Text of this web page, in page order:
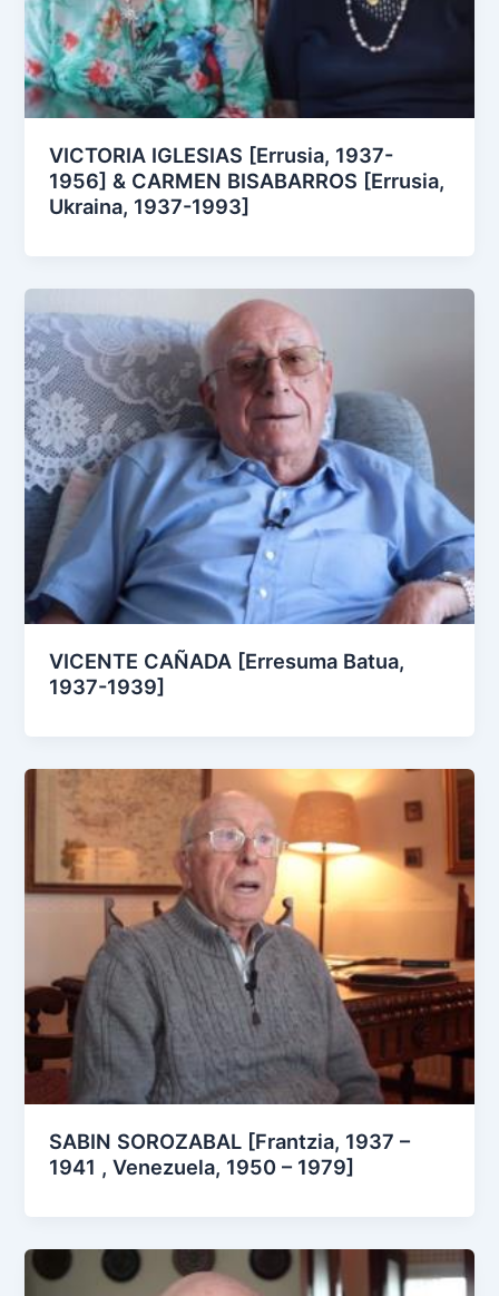
VICTORIA IGLESIAS [Errusia, 1937-
1956] & CARMEN BISABARROS [Errusia,
Ukraina, 1937-1993]
VICENTE CAÑADA [Erresuma Batua,
1937-1939]
SABIN SOROZABAL [Frantzia, 1937 –
1941 , Venezuela, 1950 – 1979]